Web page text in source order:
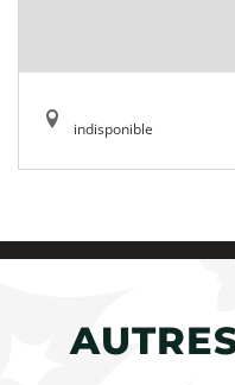
indisponible